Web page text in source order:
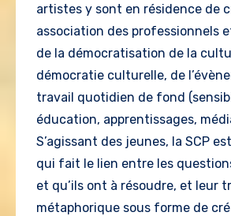
artistes y sont en résidence de
association des professionnels
de la démocratisation de la
démocratie culturelle, de
travail quotidien de fond
éducation, apprentissages,
S’agissant des jeunes, la SCP
qui fait le lien entre les
et qu’ils ont à résoudre, et leur
métaphorique sous forme de